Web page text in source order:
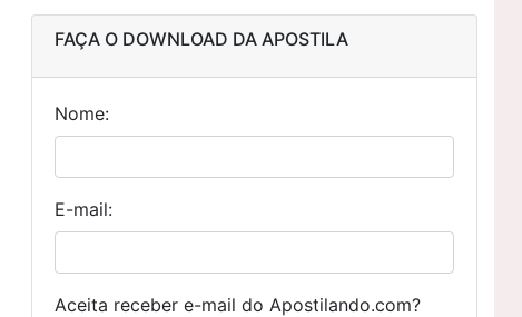
FAÇA O DOWNLOAD DA APOSTILA
Nome:
E-mail:
Aceita receber e-mail do Apostilando.com?